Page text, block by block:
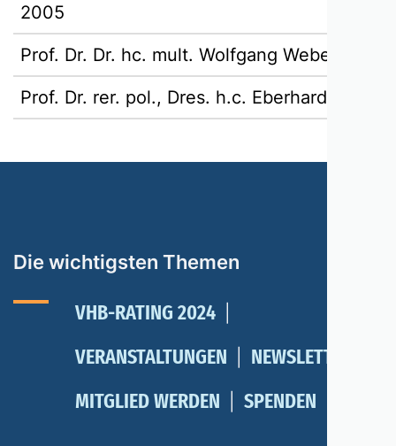
2005
Prof. Dr. Dr. hc. mult. Wolfgang Weber,
Prof. Dr. rer. pol., Dres. h.c. Eberhard Witte,
Die wichtigsten Themen
VHB-RATING 2024
VERANSTALTUNGEN
NEWSLETTER
MITGLIED WERDEN
SPENDEN